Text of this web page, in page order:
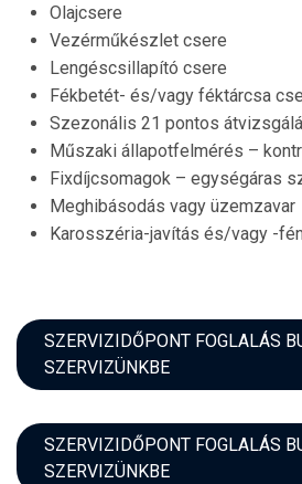
Olajcsere
Vezérműkészlet csere
Lengéscsillapító csere
Fékbetét- és/vagy féktárcsa
Szezonális 21 pontos
Műszaki állapotfelmérés –
Fixdíjcsomagok – egységáras
Meghibásodás vagy üzemzavar
Karosszéria-javítás és/vagy -
SZERVIZIDŐPONT FOGLALÁS
SZERVIZÜNKBE
SZERVIZIDŐPONT FOGLALÁS
SZERVIZÜNKBE